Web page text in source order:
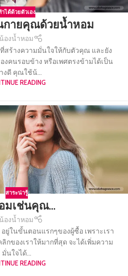
ได้ด้วยตัวเอง
กายคุณด้วยน้ำหอม
น้องน้ำหอม
สร้างความมั่นใจให้กับตัวคุณ และยัง
คนรอบข้าง หรือเพศตรงข้ามได้เป็น
งดี คุณใช้น้...
READING
สาระน่ารู้
มเช่นคุณ…
น้องน้ำหอม
ยู่ในขั้นตอนแรกๆของผู้ซื้อ เพราะเรา
กของเราให้มากที่สุด จะได้เพิ่มความ
มั่นใจได้...
READING